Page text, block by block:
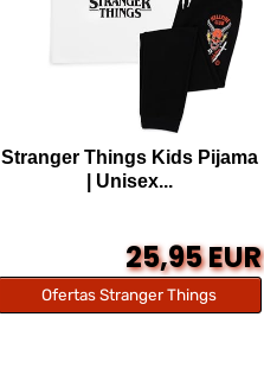
Stranger Things Kids Pijama
| Unisex...
25,95 EUR
Ofertas Stranger Things